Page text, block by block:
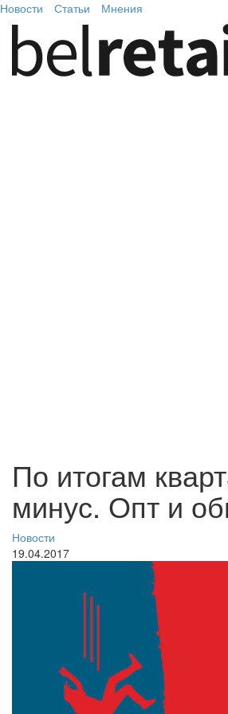
Новости Статьи Мнения
По итогам
минус. Опт и
Новости
19.04.2017